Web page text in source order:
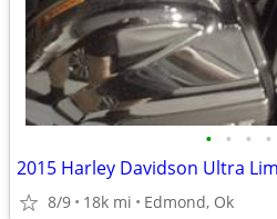
• • • •
8/9 18k mi Edmond, Ok